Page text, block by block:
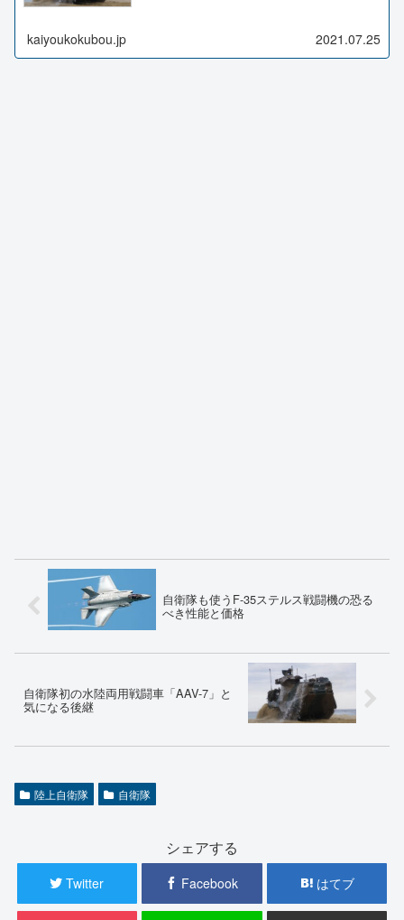
kaiyoukokubou.jp 2021.07.25
自衛隊も使うF-35ステルス戦闘機の恐る
べき性能と価格
自衛隊初の水陸両用戦闘車「AAV-7」と
気になる後継
陸上自衛隊 自衛隊
シェアする
Twitter Facebook はてブ